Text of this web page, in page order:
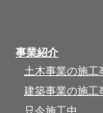
事業紹介
土木事業の施工
建築事業の施工
只今施工中